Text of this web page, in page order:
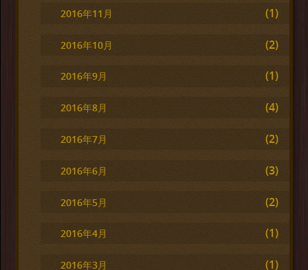
2016年11月 (1)
2016年10月 (2)
2016年9月 (1)
2016年8月 (4)
2016年7月 (2)
2016年6月 (3)
2016年5月 (2)
2016年4月 (1)
2016年3月 (1)